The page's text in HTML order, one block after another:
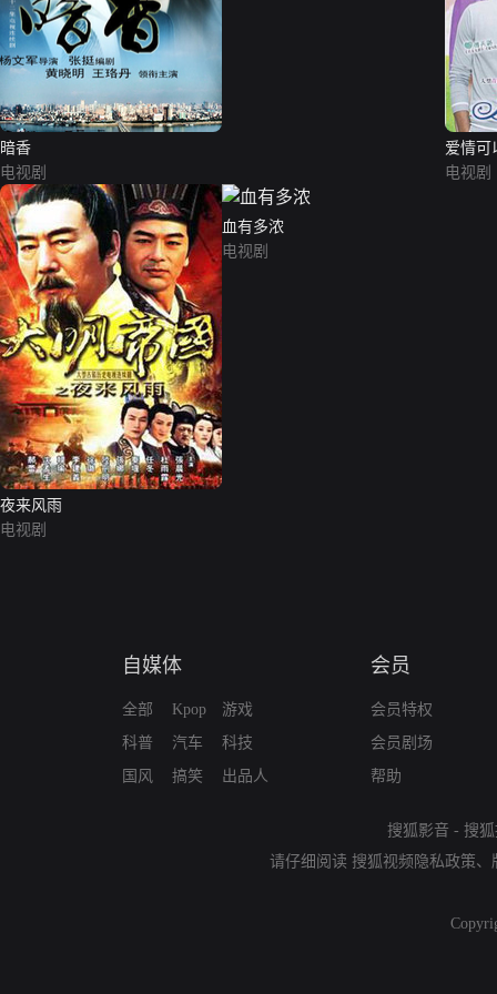
暗香
电视剧
爱情可
电视剧
夜来风雨
电视剧
血有多浓
电视剧
自媒体
全部
科普
国风
Kpop
汽车
搞笑
游戏
科技
出品人
会员
会员特权
会员剧场
帮助
搜狐影音 - 搜
请仔细阅读 搜狐视频隐私政策、